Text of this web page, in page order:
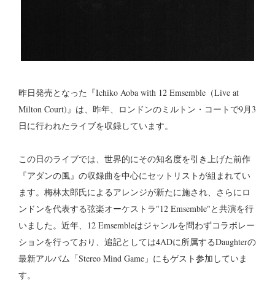
昨日発売となった『Ichiko Aoba with 12 Emsemble（Live at
Milton Court)』は、昨年、ロンドンのミルトン・コートで9月3
日に行われたライブを収録しています。
この日のライブでは、世界的にその知名度を引き上げた前作
『アダンの風』の収録曲を中心にセットリストが組まれてい
ます。梅林太郎氏によるアレンジが新たに施され、さらにロ
ンドンを代表する弦楽オーケストラ"12 Emsemble"と共演を行
いました。近年、12 Emsembleはジャンルを問わずコラボレー
ションを行っており、追記としては4ADに所属するDaughterの
最新アルバム「Stereo Mind Game」にもゲスト参加していま
す。